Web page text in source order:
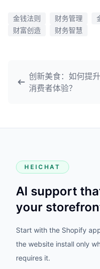
金钱法则 财务管理
财富创造
财务智慧
创新美食：如何提升
消费者体验？
HEICHAT
AI support
your
Start with the Shopify
the website install only
requires it.